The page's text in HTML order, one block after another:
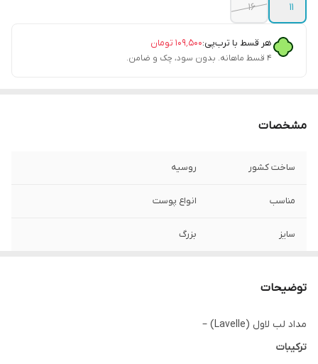
۱۱
۱۶
هر قسط با ترب‌پی:۱۰۹٬۵۰۰ تومان
۴ قسط ماهانه. بدون سود، چک و ضامن.
مشخصات
ساخت کشور روسیه
مناسب انواع پوست
سایز بزرگ
توضیحات
مداد لب لاول (Lavelle) –
ترکیبات